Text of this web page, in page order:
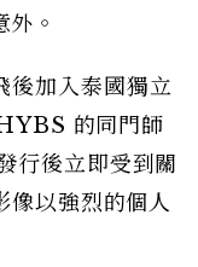
。
後加入泰國獨立
的同門師
行後立即受到關
以強烈的個人